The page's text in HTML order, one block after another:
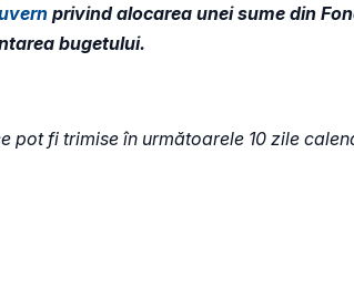
privind alocarea unei sume din
bugetului.
pot fi trimise în următoarele 10 zile